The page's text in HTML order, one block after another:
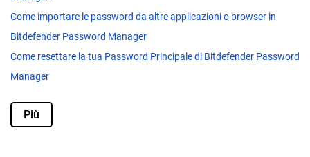
Come importare le password da altre applicazioni o browser in
Bitdefender Password Manager
Come resettare la tua Password Principale di Bitdefender Password
Manager
Più